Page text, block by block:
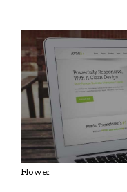
View
Larger
Image
Flower